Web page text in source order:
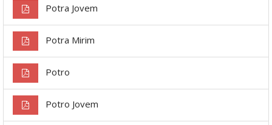
Potra Jovem
Potra Mirim
Potro
Potro Jovem